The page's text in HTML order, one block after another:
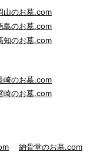
山のお墓.com
島のお墓.com
知のお墓.com
崎のお墓.com
崎のお墓.com
納骨堂のお墓.com